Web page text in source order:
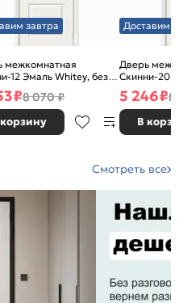
завтра
межкомнатная
12 Эмаль Whitey, без
глухая, без стекла,
скиновая
₽8 070 ₽
Доставим
Дверь
Скинни-20
декора,
без кромки,
5 246₽8
В
Смотреть все